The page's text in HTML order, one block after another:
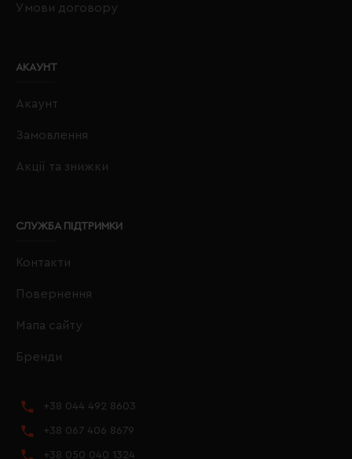
Умови договору
АКАУНТ
Акаунт
Замовлення
Акції та знижки
СЛУЖБА ПІДТРИМКИ
Контакти
Повернення
Мапа сайту
Бренди
+38 044 492 8603
+38 067 406 8679
+38 050 040 1324